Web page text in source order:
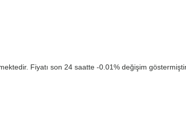
Fiyatı son 24 saatte -0.01% değişim